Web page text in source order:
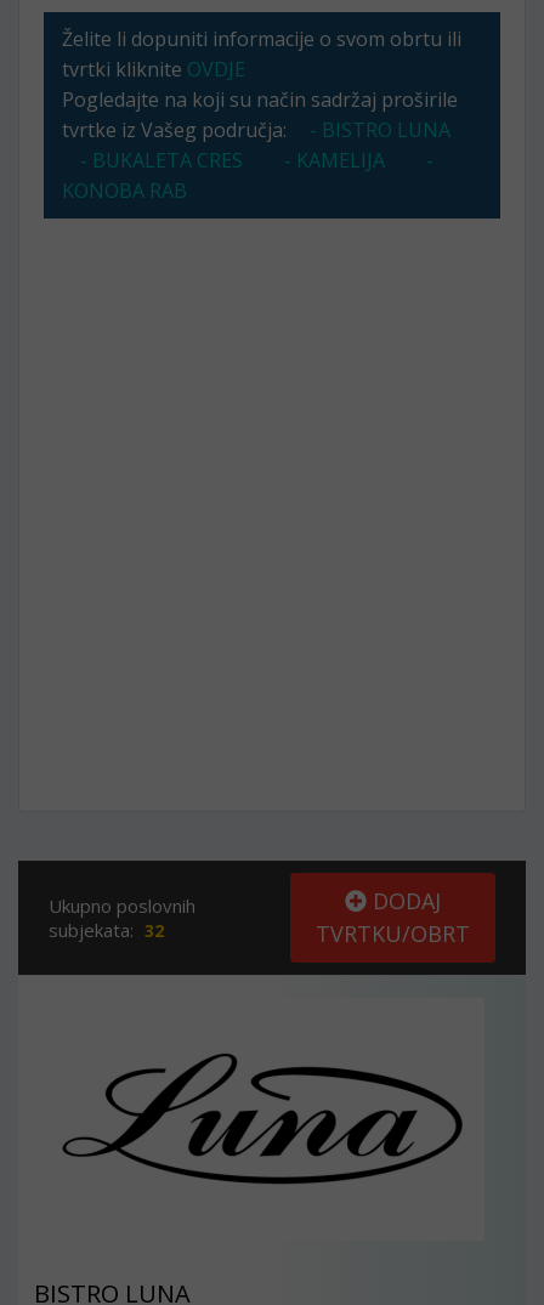
Želite li dopuniti informacije o svom obrtu ili
tvrtki kliknite OVDJE
Pogledajte na koji su način sadržaj proširile
tvrtke iz Vašeg područja:
- BISTRO LUNA
- BUKALETA CRES
- KAMELIJA
-
KONOBA RAB
Ukupno poslovnih
subjekata: 32
DODAJ
TVRTKU/OBRT
BISTRO LUNA